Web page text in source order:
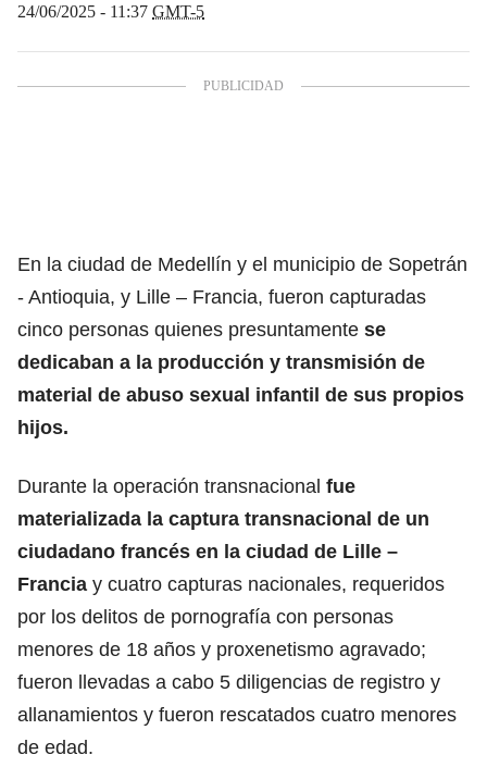
24/06/2025 - 11:37 GMT-5
En la ciudad de Medellín y el municipio de Sopetrán
- Antioquia, y Lille – Francia, fueron capturadas
cinco personas quienes presuntamente se
dedicaban a la producción y transmisión de
material de abuso sexual infantil de sus propios
hijos.
Durante la operación transnacional fue
materializada la captura transnacional de un
ciudadano francés en la ciudad de Lille –
Francia y cuatro capturas nacionales, requeridos
por los delitos de pornografía con personas
menores de 18 años y proxenetismo agravado;
fueron llevadas a cabo 5 diligencias de registro y
allanamientos y fueron rescatados cuatro menores
de edad.